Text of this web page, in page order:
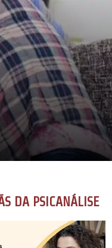
DA PSICANÁLISE